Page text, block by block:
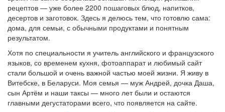
рецептов — уже более 2200 пошаговых блюд, напитков,
десертов и заготовок. Здесь я делюсь тем, что готовлю сама:
дома, для семьи, с обычными продуктами и понятным
результатом.
Хотя по специальности я учитель английского и французского
языков, со временем кухня, фотоаппарат и любимый сайт
стали большой и очень важной частью моей жизни. Я живу в
Витебске, в Беларуси. Моя семья — муж Андрей, дочка Даша,
сын Артём и наши таксы — много лет были и остаются
главными дегустаторами всего, что появляется на сайте.